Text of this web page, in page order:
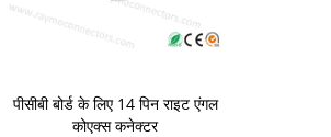
पीसीबी बोर्ड के लिए 14 पिन राइट एंगल
कोएक्स कनेक्टर